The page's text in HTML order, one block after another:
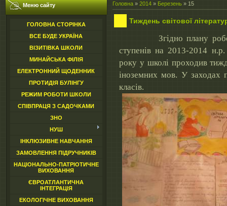
Меню сайту
ГОЛОВНА СТОРІНКА
ВСЕ БУДЕ УКРАЇНА
ВІЗИТІВКА ШКОЛИ
МИНАЙСЬКА ФІЛІЯ
ЕЛЕКТРОННИЙ ЩОДЕННИК
ПРОТИДІЯ БУЛІНГУ
РЕЖИМ РОБОТИ ШКОЛИ
СПІВПРАЦЯ З САДОЧКАМИ
ЗНО
НУШ
ІНКЛЮЗИВНЕ НАВЧАННЯ
ЗАМОВЛЕННЯ ПІДРУЧНИКІВ
НАЦІОНАЛЬНО-ПАТРІОТИЧНЕ
ВИХОВАННЯ
ЄВРОАТЛАНТИЧНА
ІНТЕГРАЦІЯ
ЕКОЛОГІЧНЕ ВИХОВАННЯ
Головна » 2014 » Березень » 15
Тиждень світової
Згідно плану роботи
ступенів на 2013-2014
року у школі проходив
іноземних мов. У заходах
класів.